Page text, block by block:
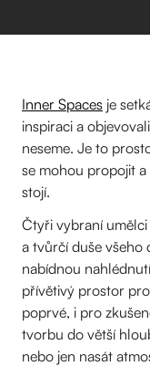
Inner Spaces je
inspiraci a
neseme. Je to
se mohou propojit
stojí.
Čtyři vybraní
a tvůrčí duše
nabídnou
přívětivý prostor
poprvé, i pro
tvorbu do větší
nebo jen nasát